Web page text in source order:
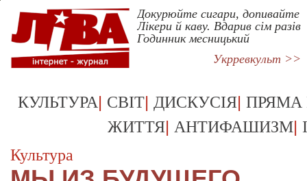
Докурюйте сигари, допивайте
Лікери й каву. Вдарив сім разів
Годинник месницький
Укрревкульт >>
КУЛЬТУРА| СВІТ| ДИСКУСІЯ| ПРЯМА
ЖИТТЯ| АНТИФАШИЗМ|
Культура